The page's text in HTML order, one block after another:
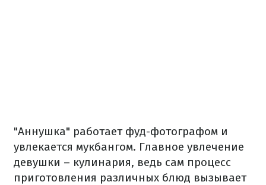
"Аннушка" работает фуд-фотографом и
увлекается мукбангом. Главное увлечение
девушки – кулинария, ведь сам процесс
приготовления различных блюд вызывает